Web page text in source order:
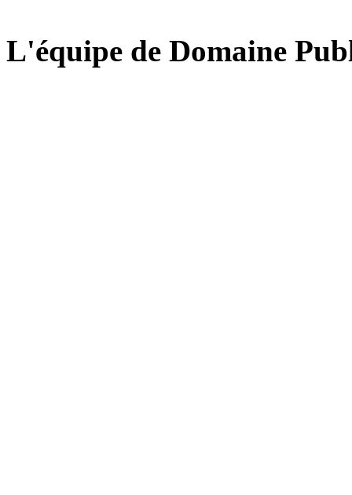
L'équipe de Domaine